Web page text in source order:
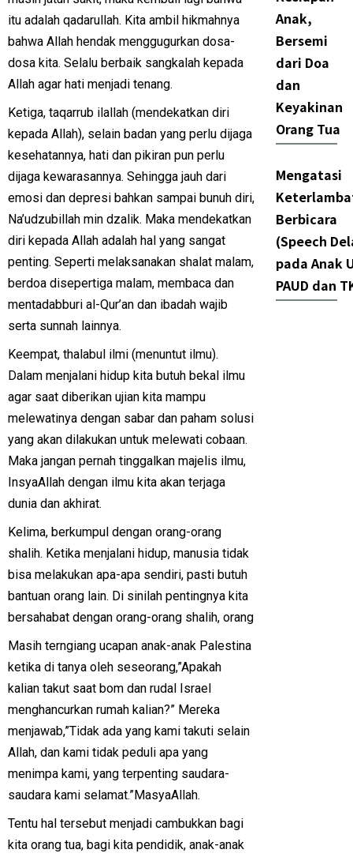
itu adalah qadarullah. Kita ambil hikmahnya
bahwa Allah hendak menggugurkan dosa-
dosa kita. Selalu berbaik sangkalah kepada
Allah agar hati menjadi tenang.
Ketiga, taqarrub ilallah (mendekatkan diri
kepada Allah), selain badan yang perlu dijaga
kesehatannya, hati dan pikiran pun perlu
dijaga kewarasannya. Sehingga jauh dari
emosi dan depresi bahkan sampai bunuh diri,
Na’udzubillah min dzalik. Maka mendekatkan
diri kepada Allah adalah hal yang sangat
penting. Seperti melaksanakan shalat malam,
berdoa disepertiga malam, membaca dan
mentadabburi al-Qur’an dan ibadah wajib
serta sunnah lainnya.
Keempat, thalabul ilmi (menuntut ilmu).
Dalam menjalani hidup kita butuh bekal ilmu
agar saat diberikan ujian kita mampu
melewatinya dengan sabar dan paham solusi
yang akan dilakukan untuk melewati cobaan.
Maka jangan pernah tinggalkan majelis ilmu,
InsyaAllah dengan ilmu kita akan terjaga
dunia dan akhirat.
Kelima, berkumpul dengan orang-orang
shalih. Ketika menjalani hidup, manusia tidak
bisa melakukan apa-apa sendiri, pasti butuh
bantuan orang lain. Di sinilah pentingnya kita
bersahabat dengan orang-orang shalih, orang
Masih terngiang ucapan anak-anak Palestina
ketika di tanya oleh seseorang,”Apakah
kalian takut saat bom dan rudal Israel
menghancurkan rumah kalian?” Mereka
menjawab,”Tidak ada yang kami takuti selain
Allah, dan kami tidak peduli apa yang
menimpa kami, yang terpenting saudara-
saudara kami selamat.”MasyaAllah.
Tentu hal tersebut menjadi cambukkan bagi
kita orang tua, bagi kita pendidik, anak-anak
Anak,
Bersemi
dari Doa
dan
Keyakinan
Orang Tua
Mengatasi
Berbicara
(Speech
pada Anak
PAUD dan